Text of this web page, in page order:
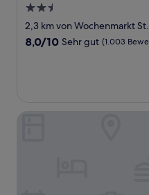
2.5-
Sterne-
Unterkunft
2,3 km von Wochenmarkt
8.0
Bewertungen)
8,0/10 Sehr gut (1.003